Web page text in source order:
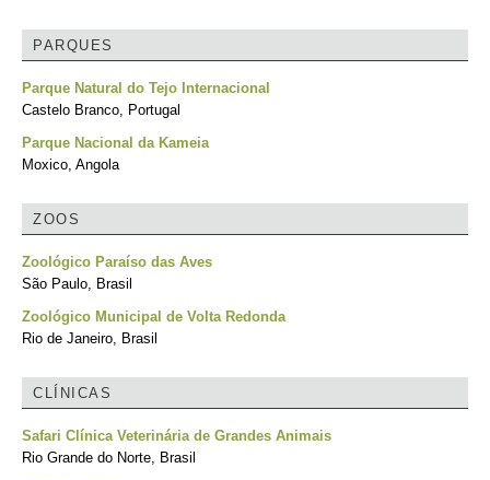
PARQUES
Parque Natural do Tejo Internacional
Castelo Branco, Portugal
Parque Nacional da Kameia
Moxico, Angola
ZOOS
Zoológico Paraíso das Aves
São Paulo, Brasil
Zoológico Municipal de Volta Redonda
Rio de Janeiro, Brasil
CLÍNICAS
Safari Clínica Veterinária de Grandes Animais
Rio Grande do Norte, Brasil